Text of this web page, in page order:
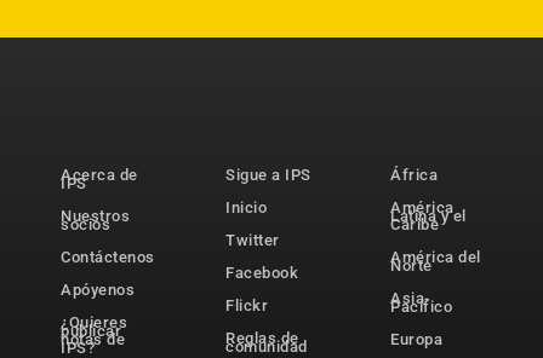
Acerca de
IPS
Nuestros
socios
Contáctenos
Apóyenos
¿Quieres
publicar
notas de
IPS?
Sigue a IPS
Inicio
Twitter
Facebook
Flickr
Reglas de
comunidad
África
América
Latina y el
Caribe
América del
Norte
Asia-
Pacífico
Europa